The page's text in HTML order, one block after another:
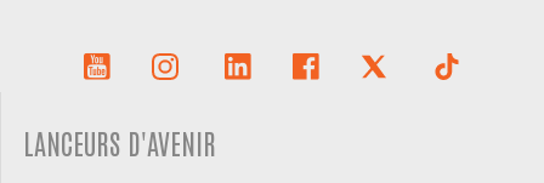
LANCEURS D'AVENIR